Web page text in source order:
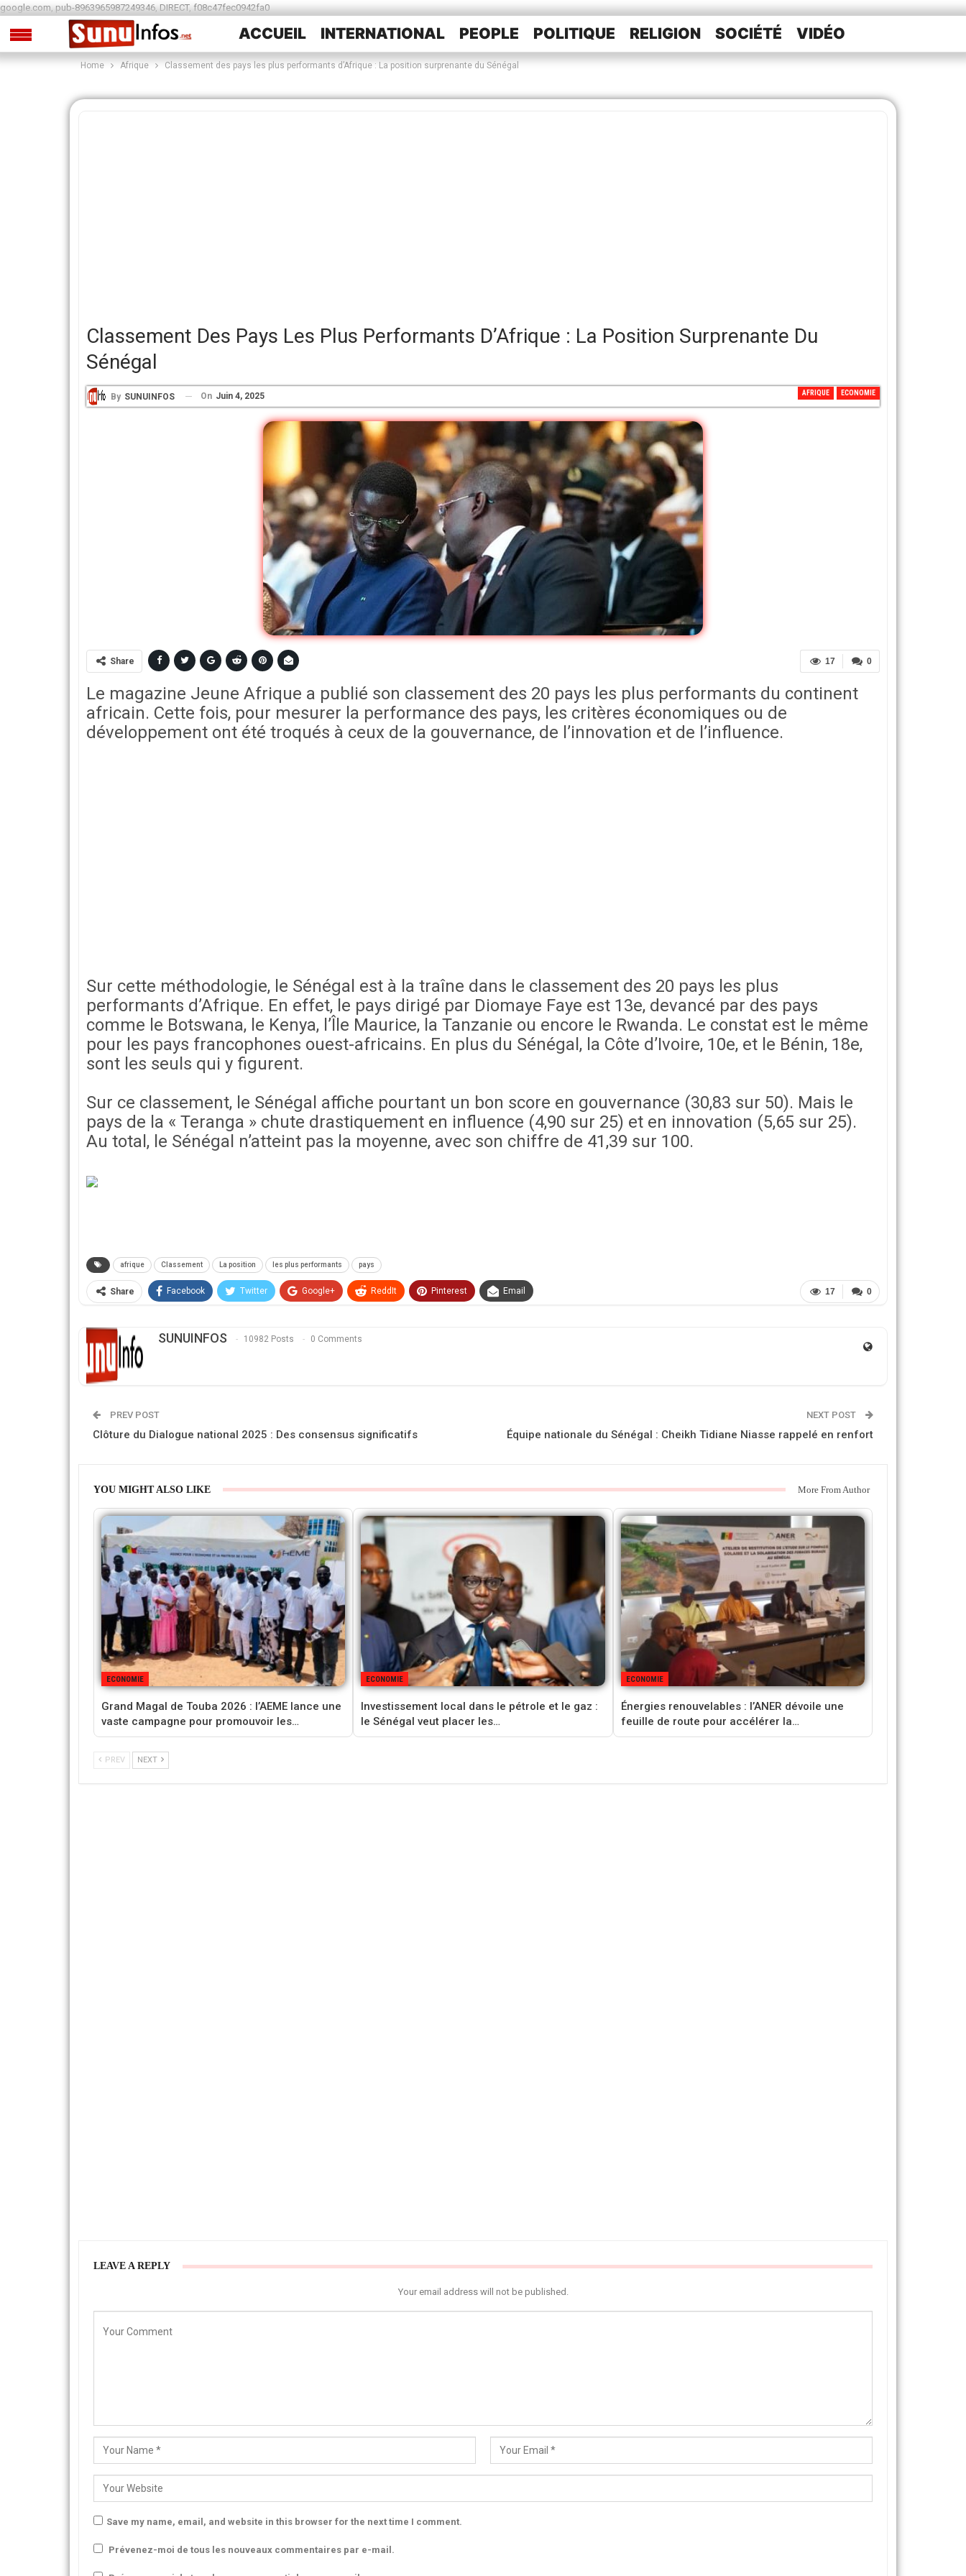
google.com, pub-8963965987249346, DIRECT, f08c47fec0942fa0
ACCUEIL INTERNATIONAL PEOPLE POLITIQUE RELIGION SOCIÉTÉ
VIDÉO
SPORTS
Home Afrique Classement des pays les plus performants d’Afrique : La position surprenante du Sénégal
Classement Des Pays Les Plus Performants D’Afrique : La Position Surprenante Du
Sénégal
AFRIQUE ECONOMIE
By SUNUINFOS On Juin 4, 2025
0
17
Share
Le magazine Jeune Afrique a publié son classement des 20 pays les plus performants du continent
africain. Cette fois, pour mesurer la performance des pays, les critères économiques ou de
développement ont été troqués à ceux de la gouvernance, de l’innovation et de l’influence.
Sur cette méthodologie, le Sénégal est à la traîne dans le classement des 20 pays les plus
performants d’Afrique. En effet, le pays dirigé par Diomaye Faye est 13e, devancé par des pays
comme le Botswana, le Kenya, l’Île Maurice, la Tanzanie ou encore le Rwanda. Le constat est le même
pour les pays francophones ouest-africains. En plus du Sénégal, la Côte d’Ivoire, 10e, et le Bénin, 18e,
sont les seuls qui y figurent.
Sur ce classement, le Sénégal affiche pourtant un bon score en gouvernance (30,83 sur 50). Mais le
pays de la « Teranga » chute drastiquement en influence (4,90 sur 25) et en innovation (5,65 sur 25).
Au total, le Sénégal n’atteint pas la moyenne, avec son chiffre de 41,39 sur 100.
afrique Classement La position les plus performants pays
0
17
Share Facebook Twitter Google+ ReddIt Pinterest Email
SUNUINFOS 10982 Posts 0 Comments
PREV POST
Clôture du Dialogue national 2025 : Des consensus significatifs
NEXT POST
Équipe nationale du Sénégal : Cheikh Tidiane Niasse rappelé en renfort
YOU MIGHT ALSO LIKE More From Author
ECONOMIE
Grand Magal de Touba 2026 : l’AEME lance une
vaste campagne pour promouvoir les…
ECONOMIE
Investissement local dans le pétrole et le gaz :
le Sénégal veut placer les…
ECONOMIE
Énergies renouvelables : l’ANER dévoile une
feuille de route pour accélérer la…
PREV NEXT
LEAVE A REPLY
Your email address will not be published.
Save my name, email, and website in this browser for the next time I comment.
Prévenez-moi de tous les nouveaux commentaires par e-mail.